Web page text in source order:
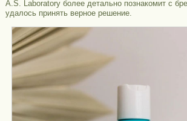
A.S. Laboratory более детально познакомит с
удалось принять верное решение.